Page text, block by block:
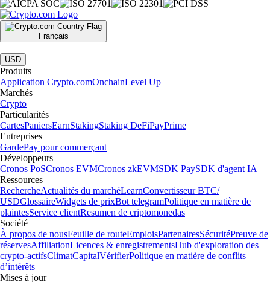
Français
|
USD
Produits
Application Crypto.comOnchainLevel Up
Marchés
Crypto
Particularités
CartesPaniersEarnStakingStaking DeFiPayPrime
Entreprises
GardePay pour commerçant
Développeurs
Cronos PoSCronos EVMCronos zkEVMSDK PaySDK d'agent IA
Ressources
RechercheActualités du marchéLearnConvertisseur BTC/
USDGlossaireWidgets de prixBot telegramPolitique en matière de
plaintesService clientResumen de criptomonedas
Société
À propos de nousFeuille de routeEmploisPartenairesSécuritéPreuve de
réservesAffiliationLicences & enregistrementsHub d'exploration des
crypto-actifsClimatCapitalVérifierPolitique en matière de conflits
d’intérêts
Mises à jour